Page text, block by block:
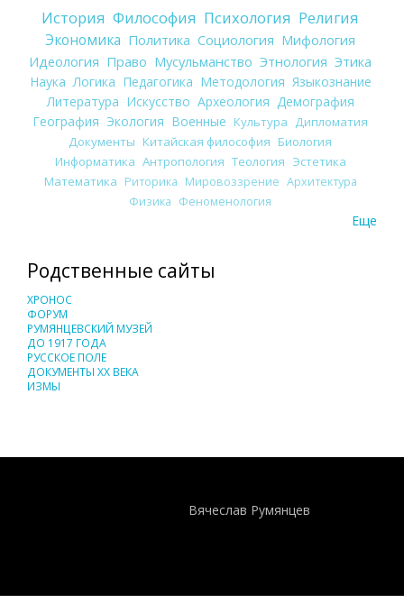
История Философия Психология Религия
Экономика Политика Социология Мифология
Идеология Право Мусульманство Этнология Этика
Наука Логика Педагогика Методология Языкознание
Литература Искусство Археология Демография
География Экология Военные Культура
Дипломатия
Документы Китайская философия Биология
Информатика Антропология Теология Эстетика
Математика Риторика Мировоззрение Архитектура
Физика Феноменология
Еще
Родственные сайты
ХРОНОС
ФОРУМ
РУМЯНЦЕВСКИЙ МУЗЕЙ
ДО 1917 ГОДА
РУССКОЕ ПОЛЕ
ДОКУМЕНТЫ XX ВЕКА
ИЗМЫ
Вячеслав Румянцев